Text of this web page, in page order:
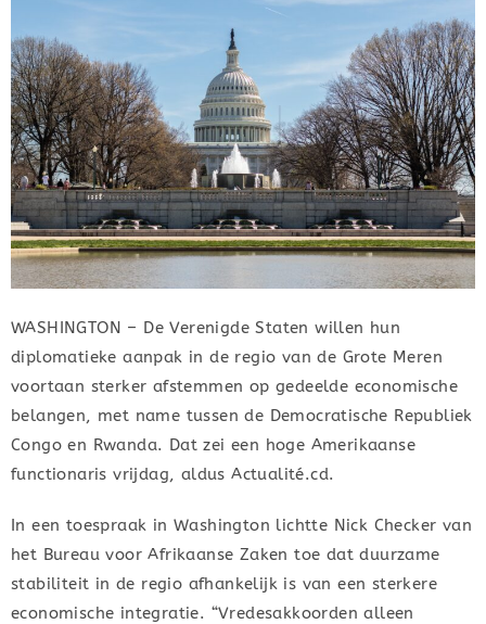
WASHINGTON – De Verenigde Staten willen hun
diplomatieke aanpak in de regio van de Grote Meren
voortaan sterker afstemmen op gedeelde economische
belangen, met name tussen de Democratische Republiek
Congo en Rwanda. Dat zei een hoge Amerikaanse
functionaris vrijdag, aldus Actualité.cd.
In een toespraak in Washington lichtte Nick Checker van
het Bureau voor Afrikaanse Zaken toe dat duurzame
stabiliteit in de regio afhankelijk is van een sterkere
economische integratie. “Vredesakkoorden alleen